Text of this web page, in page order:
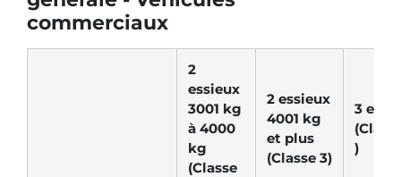
commerciaux
2
essieux
3001 kg
à 4000
kg
(Classe
2 essieux
4001 kg
et plus
(Classe 3)
3
)